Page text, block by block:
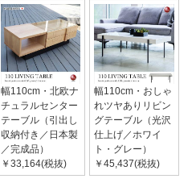
幅110cm・北欧ナ
チュラルセンター
テーブル（引出し
収納付き／日本製
／完成品）
￥33,164(税抜)
幅110cm・おしゃ
れツヤありリビン
グテーブル（光沢
仕上げ／ホワイ
ト・グレー）
￥45,437(税抜)